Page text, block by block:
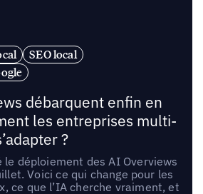
SEO local
débarquent enfin en
les entreprises multi-
?
le déploiement des AI Overviews
Voici ce qui change pour les
ce que l’IA cherche vraiment, et